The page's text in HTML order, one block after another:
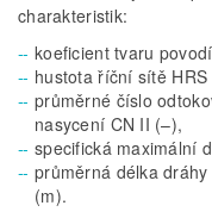
charakteristik:
koeficient tvaru
hustota říční sítě
průměrné číslo
nasycení CN II (–),
specifická maximální
průměrná délka
(m).